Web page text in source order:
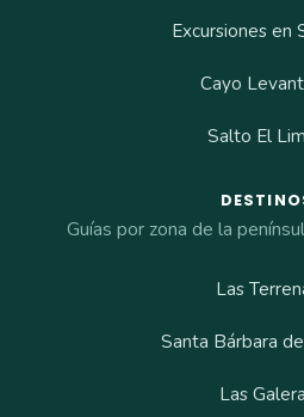
Excursiones en
Cayo
Salto El
Guías por zona de la
Las
Santa Bárbara
Las